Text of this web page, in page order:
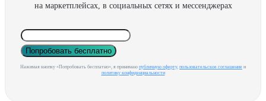
на маркетплейсах, в социальных сетях и мессенджерах
Попробовать бесплатно
Нажимая кнопку «Попробовать бесплатно», я принимаю публичную оферту, пользовательское соглашение и
политику конфиденциальности